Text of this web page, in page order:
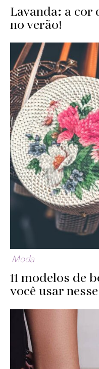
Lavanda: a cor
no verão!
Moda
11 modelos de
você usar